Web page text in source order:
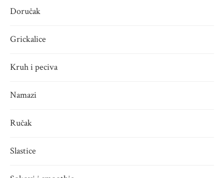
Doručak
Grickalice
Kruh i peciva
Namazi
Ručak
Slastice